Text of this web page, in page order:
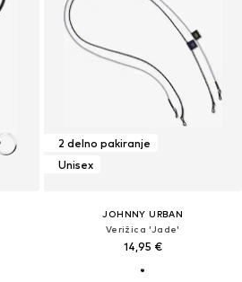
2 delno pakiranje
Unisex
JOHNNY URBAN
Verižica 'Jade'
14,95 €